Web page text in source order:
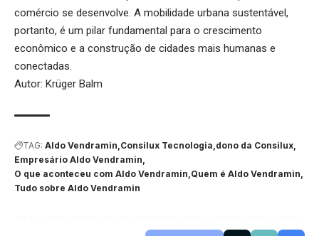
comércio se desenvolve. A mobilidade urbana sustentável,
portanto, é um pilar fundamental para o crescimento
econômico e a construção de cidades mais humanas e
conectadas.
Autor: Krüger Balm
TAG: Aldo Vendramin Consilux Tecnologia dono da Consilux
Empresário Aldo Vendramin
O que aconteceu com Aldo Vendramin Quem é Aldo Vendramin
Tudo sobre Aldo Vendramin